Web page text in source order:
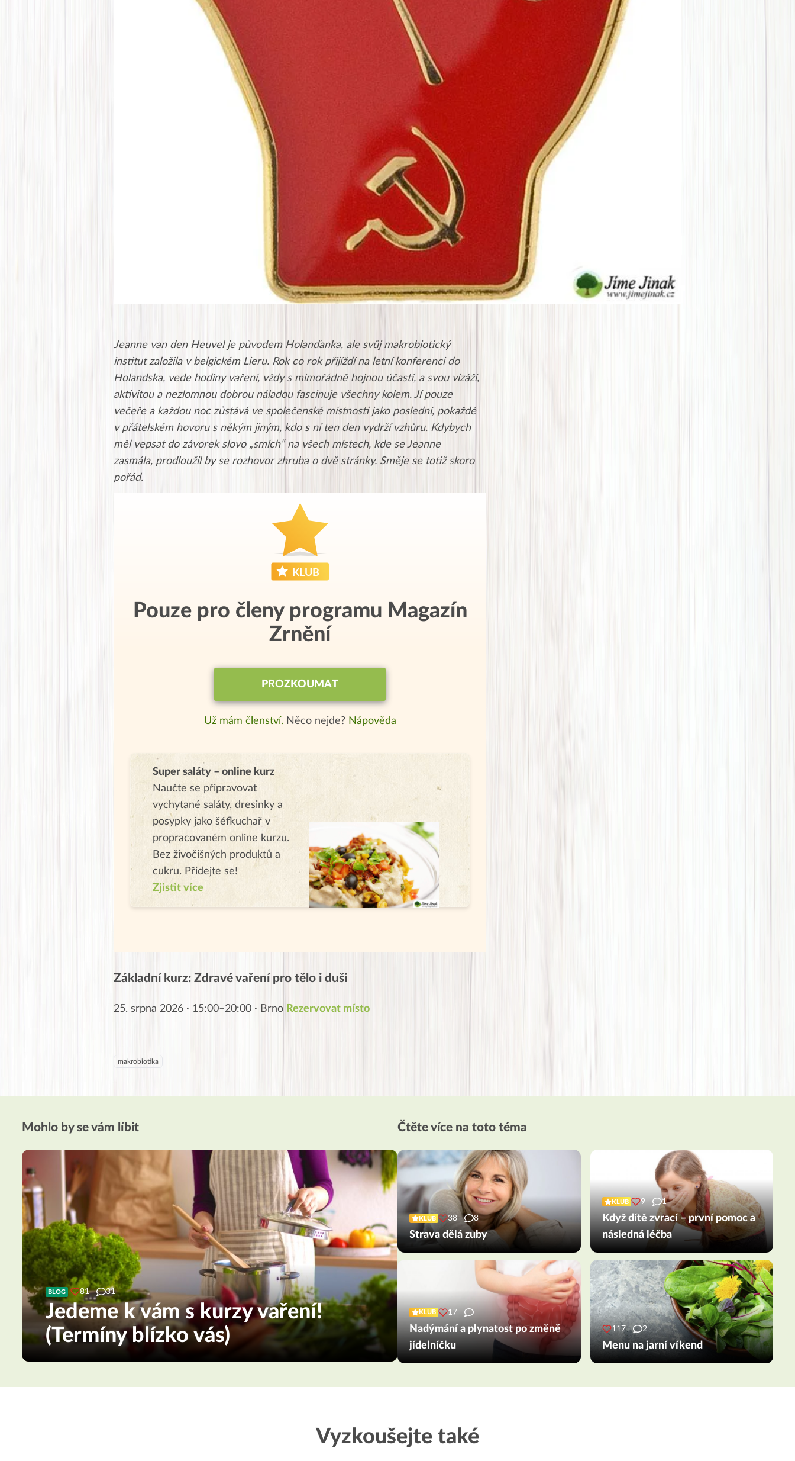
Jeanne van den Heuvel je původem Holanďanka, ale svůj makrobiotický
institut založila v belgickém Lieru. Rok co rok přijíždí na letní konferenci do
Holandska, vede hodiny vaření, vždy s mimořádně hojnou účastí, a svou vizáží,
aktivitou a nezlomnou dobrou náladou fascinuje všechny kolem. Jí pouze
večeře a každou noc zůstává ve společenské místnosti jako poslední, pokaždé
v přátelském hovoru s někým jiným, kdo s ní ten den vydrží vzhůru. Kdybych
měl vepsat do závorek slovo „smích“ na všech místech, kde se Jeanne
zasmála, prodloužil by se rozhovor zhruba o dvě stránky. Směje se totiž skoro
pořád.
Pouze pro členy programu Magazín
Zrnění
PROZKOUMAT
Už mám členství. Něco nejde? Nápověda
Super saláty – online kurz
Naučte se připravovat
vychytané saláty, dresinky a
posypky jako šéfkuchař v
propracovaném online kurzu.
Bez živočišných produktů a
cukru. Přidejte se!
Zjistit více
Základní kurz: Zdravé vaření pro tělo i duši
25. srpna 2026 · 15:00–20:00 · Brno Rezervovat místo
makrobiotika
Mohlo by se vám líbit
BLOG 81 31
Jedeme k vám s kurzy vaření!
(Termíny blízko vás)
Čtěte více na toto téma
KLUB 38 8
Strava dělá zuby
KLUB 9 1
Když dítě zvrací – první pomoc a
následná léčba
KLUB 17
Nadýmání a plynatost po změně
jídelníčku
117 2
Menu na jarní víkend
Vyzkoušejte také